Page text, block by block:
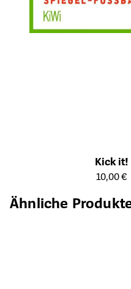
Kick it!
Öffnet die Detailseite des10,00 €
Ähnliche